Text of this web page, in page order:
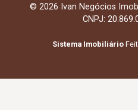
© 2026 Ivan Negócios
CNPJ:
Sistema Imobiliário